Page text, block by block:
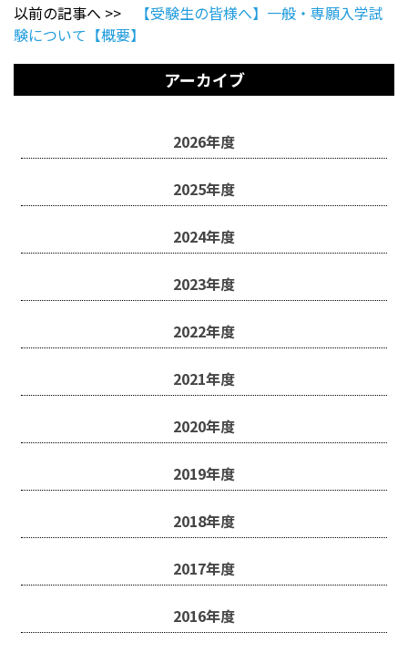
以前の記事へ >>
【受験生の皆様へ】一般・専願入学試
験について【概要】
アーカイブ
2026年度
2025年度
2024年度
2023年度
2022年度
2021年度
2020年度
2019年度
2018年度
2017年度
2016年度